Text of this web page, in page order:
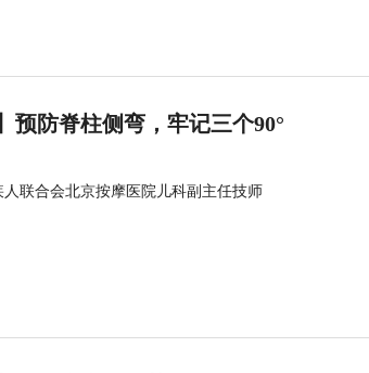
预防脊柱侧弯，牢记三个90°
联合会北京按摩医院儿科副主任技师